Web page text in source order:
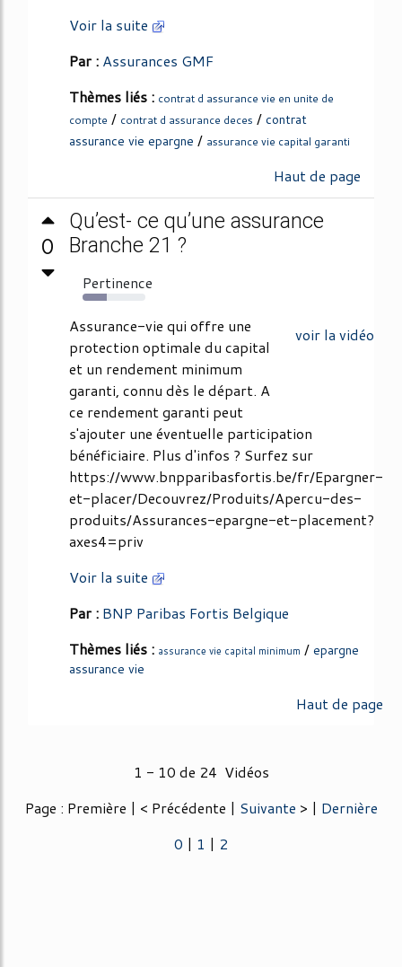
Voir la suite
Par : Assurances GMF
Thèmes liés : contrat d assurance vie en unite de
compte / contrat d assurance deces / contrat
assurance vie epargne / assurance vie capital garanti
Haut de page
0
Qu’est- ce qu’une assurance
Branche 21 ?
Pertinence
39%
voir la vidéo
Assurance-vie qui offre une
protection optimale du capital
et un rendement minimum
garanti, connu dès le départ. A
ce rendement garanti peut
s'ajouter une éventuelle participation
bénéficiaire. Plus d'infos ? Surfez sur
https://www.bnpparibasfortis.be/fr/Epargner-
et-placer/Decouvrez/Produits/Apercu-des-
produits/Assurances-epargne-et-placement?
axes4=priv
Voir la suite
Par : BNP Paribas Fortis Belgique
Thèmes liés : assurance vie capital minimum / epargne
assurance vie
Haut de page
1 - 10 de 24 Vidéos
Page : Première | < Précédente | Suivante > | Dernière
0 | 1 | 2